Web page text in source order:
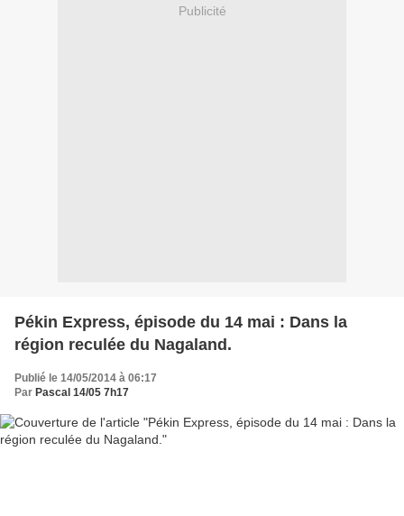
Publicité
Pékin Express, épisode du 14 mai : Dans la
région reculée du Nagaland.
Publié le 14/05/2014 à 06:17
Par Pascal 14/05 7h17